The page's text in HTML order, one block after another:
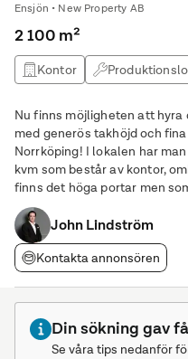
Ensjön • New Property AB
2 100 m²
Kontor
Nu finns möjligheten att
med generös takhöjd och
Norrköping! I lokalen har man även bakutrymmen om ca 200
kvm som består av kontor,
finns det höga portar men
traverser som är besiktigade
elförsöjning för verksamheten
John Lindström
Kontakta annonsören
Din sökning gav
Se våra tips nedanför